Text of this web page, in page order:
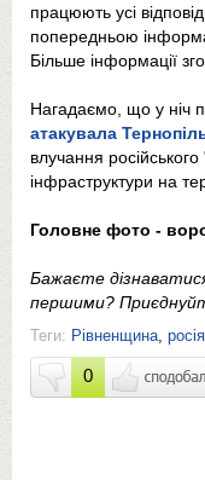
працюють усі
попередньою
Більше інформації
Нагадаємо, що у ніч
атакувала
влучання
інфраструктури на
Головне фото -
Бажаєте
першими?
Теги: Рівненщина росія
0